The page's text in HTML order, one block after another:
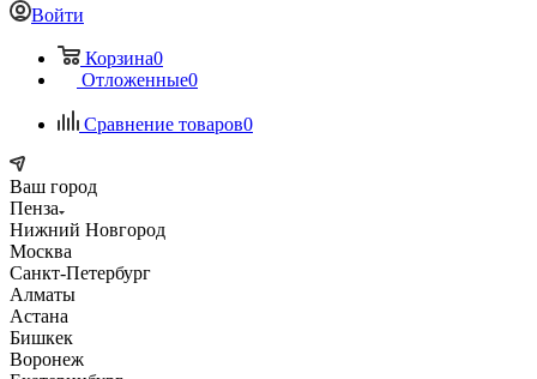
Войти
Корзина0
Отложенные0
Сравнение товаров0
Ваш город
Пенза
Нижний Новгород
Москва
Санкт-Петербург
Алматы
Астана
Бишкек
Воронеж